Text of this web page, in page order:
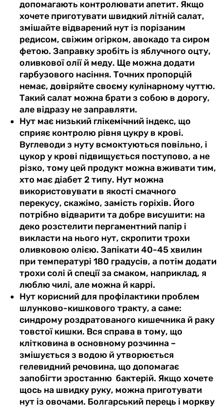
допомагають контролювати апетит. Якщо
хочете приготувати швидкий літній салат,
змішайте відварений нут із порізаним
редисом, свіжим огірком, авокадо та сиром
фетою. Заправку зробіть із яблучного оцту,
оливкової олії й меду. Ще можна додати
гарбузового насіння. Точних пропорцій
немає, довіряйте своєму кулінарному чуттю.
Такий салат можна брати з собою в дорогу,
але відразу не заправляти.
Нут має низький глікемічний індекс, що
сприяє контролю рівня цукру в крові.
Вуглеводи з нуту всмоктуються повільно, і
цукор у крові підвищується поступово, а не
різко, тому цей продукт можна вживати тим,
хто має діабет 2 типу. Нут можна
використовувати в якості смачного
перекусу, скажімо, замість горіхів. Його
потрібно відварити та добре висушити: на
деко розстелити пергаментний папір і
викласти на нього нут, скропити трохи
оливковою олією. Запікати 40-45 хвилин
при температурі 180 градусів, а потім додати
трохи солі й спеції за смаком, наприклад, я
люблю чилі, але можна й каррі.
Нут корисний для профілактики проблем
шлунково-кишкового тракту, а саме:
синдрому роздратованого кишечника й раку
товстої кишки. Вся справа в тому, що
клітковина в основному розчинна –
змішується з водою й утворюється
гелевидний речовина, що допомагає
запобігти зростанню бактерій. Якщо хочете
щось на швидку руку, можна приготувати
нут із овочами. Болгарський перець і моркву